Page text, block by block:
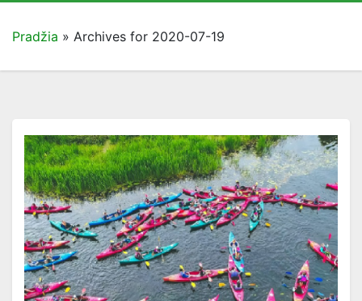
Pradžia » Archives for 2020-07-19